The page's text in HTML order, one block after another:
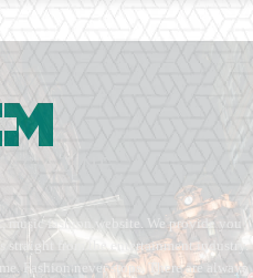
music fashion website. We provide you
straight from the entertainment industry.
Fashion never stops. There are always